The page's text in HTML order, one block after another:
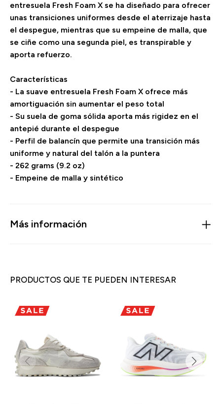
entresuela Fresh Foam X se ha diseñado para ofrecer
unas transiciones uniformes desde el aterrizaje hasta
el despegue, mientras que su empeine de malla, que
se ciñe como una segunda piel, es transpirable y
aporta refuerzo.
Características
- La suave entresuela Fresh Foam X ofrece más
amortiguación sin aumentar el peso total
- Su suela de goma sólida aporta más rigidez en el
antepié durante el despegue
- Perfil de balancín que permite una transición más
uniforme y natural del talón a la puntera
- 262 grams (9.2 oz)
- Empeine de malla y sintético
Más información
PRODUCTOS QUE TE PUEDEN INTERESAR